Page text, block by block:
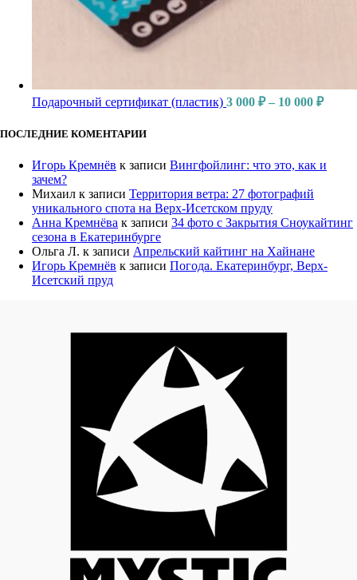
Подарочный сертификат (пластик) 3 000 ₽ – 10 000 ₽
ПОСЛЕДНИЕ КОМЕНТАРИИ
Игорь Кремнёв к записи Вингфойлинг: что это, как и
зачем?
Михаил к записи Территория ветра: 27 фотографий
уникального спота на Верх-Исетском пруду
Анна Кремнёва к записи 34 фото с Закрытия Сноукайтинг
сезона в Екатеринбурге
Ольга Л. к записи Апрельский кайтинг на Хайнане
Игорь Кремнёв к записи Погода. Екатеринбург, Верх-
Исетский пруд